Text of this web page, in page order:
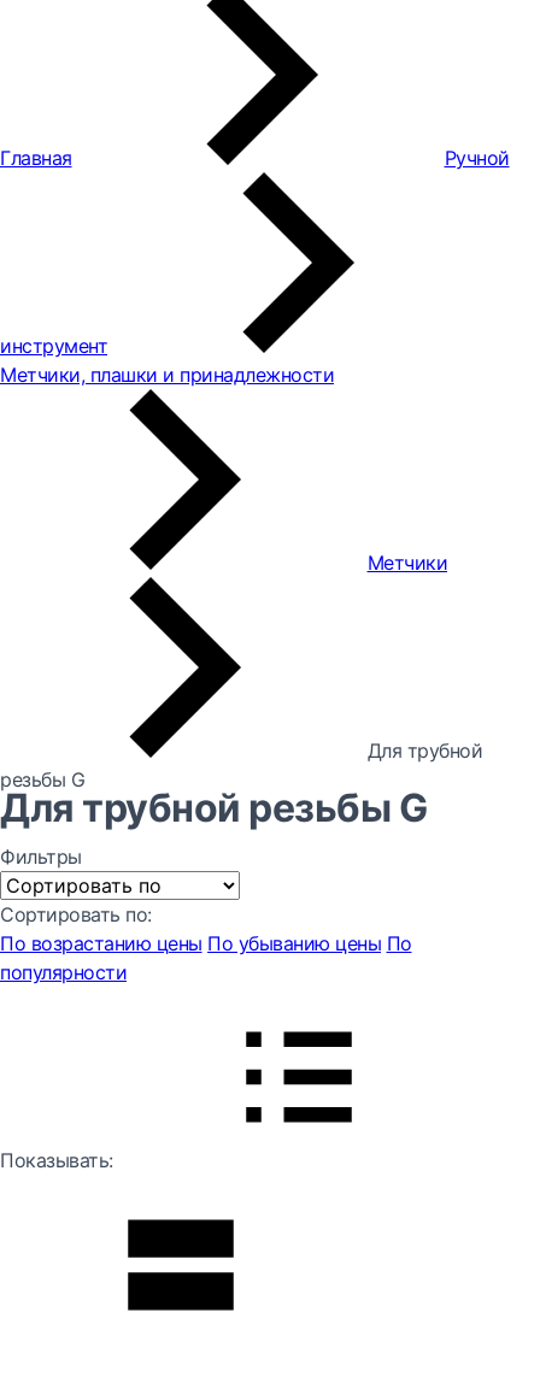
Главная Ручной
инструмент
Метчики, плашки и принадлежности
Метчики
Для трубной
резьбы G
Для трубной резьбы G
Фильтры
Сортировать по:
По возрастанию цены По убыванию цены По
популярности
Показывать: